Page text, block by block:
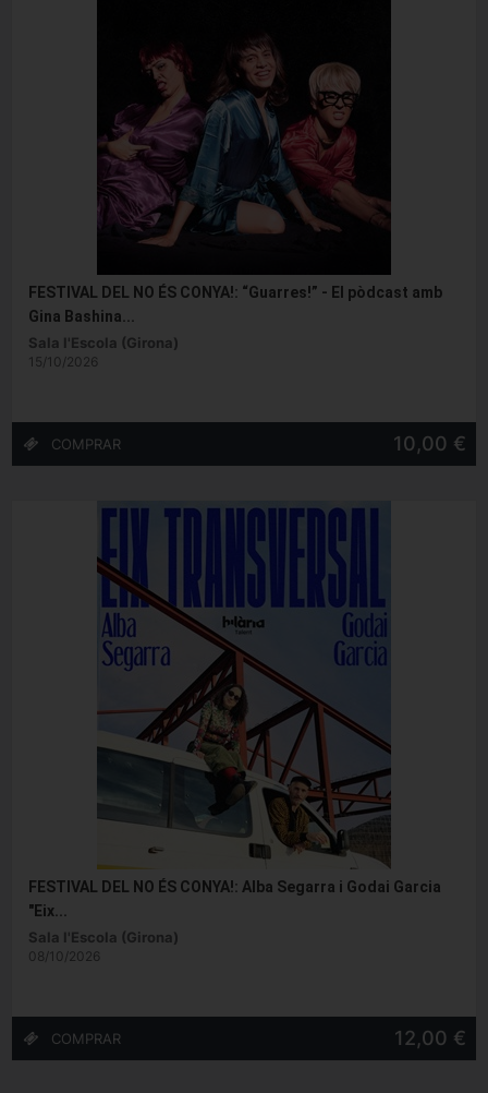
FESTIVAL DEL NO ÉS CONYA!: “Guarres!” - El pòdcast amb
Gina Bashina...
Sala l'Escola (Girona)
15/10/2026
10,00 €
FESTIVAL DEL NO ÉS CONYA!: Alba Segarra i Godai Garcia
"Eix...
Sala l'Escola (Girona)
08/10/2026
12,00 €